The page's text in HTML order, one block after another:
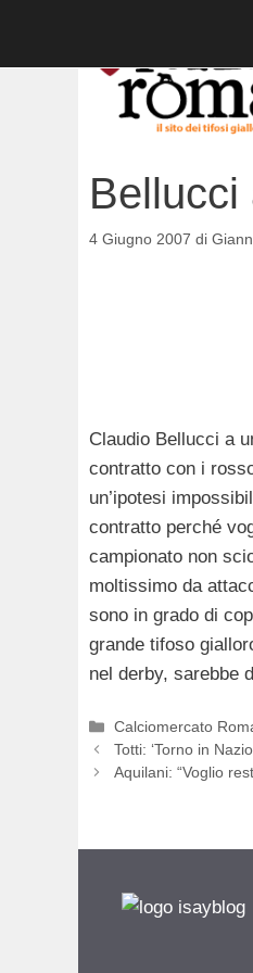
contenuto
Bellucci
4 Giugno 2007 di
Claudio Bellucci a
contratto con i
un’ipotesi
contratto perché
campionato non
moltissimo da
sono in grado di
grande tifoso
nel derby, sarebbe
Categorie
Calciomercato
Totti: ‘Torno in
Aquilani: “Voglio